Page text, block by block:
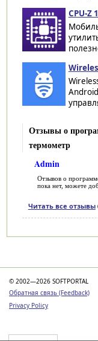
CPU-Z
Отзывы о
термометр
Admin
Отзывов о
пока нет, можете
Читать все отзывы
© 2002—2026 SOFTPORTAL
Обратная связь (Feedback)
Privacy Policy